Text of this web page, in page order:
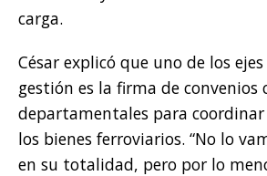
carga.
César explicó que uno de los
gestión es la firma de convenios
departamentales para coordinar
los bienes ferroviarios. “No lo
en su totalidad, pero por lo